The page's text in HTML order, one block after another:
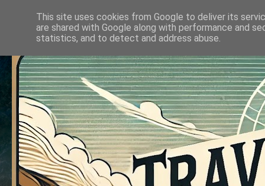
This site uses cookies from Google to deliver its
are shared with Google along with performance and
statistics, and to detect and address abuse.